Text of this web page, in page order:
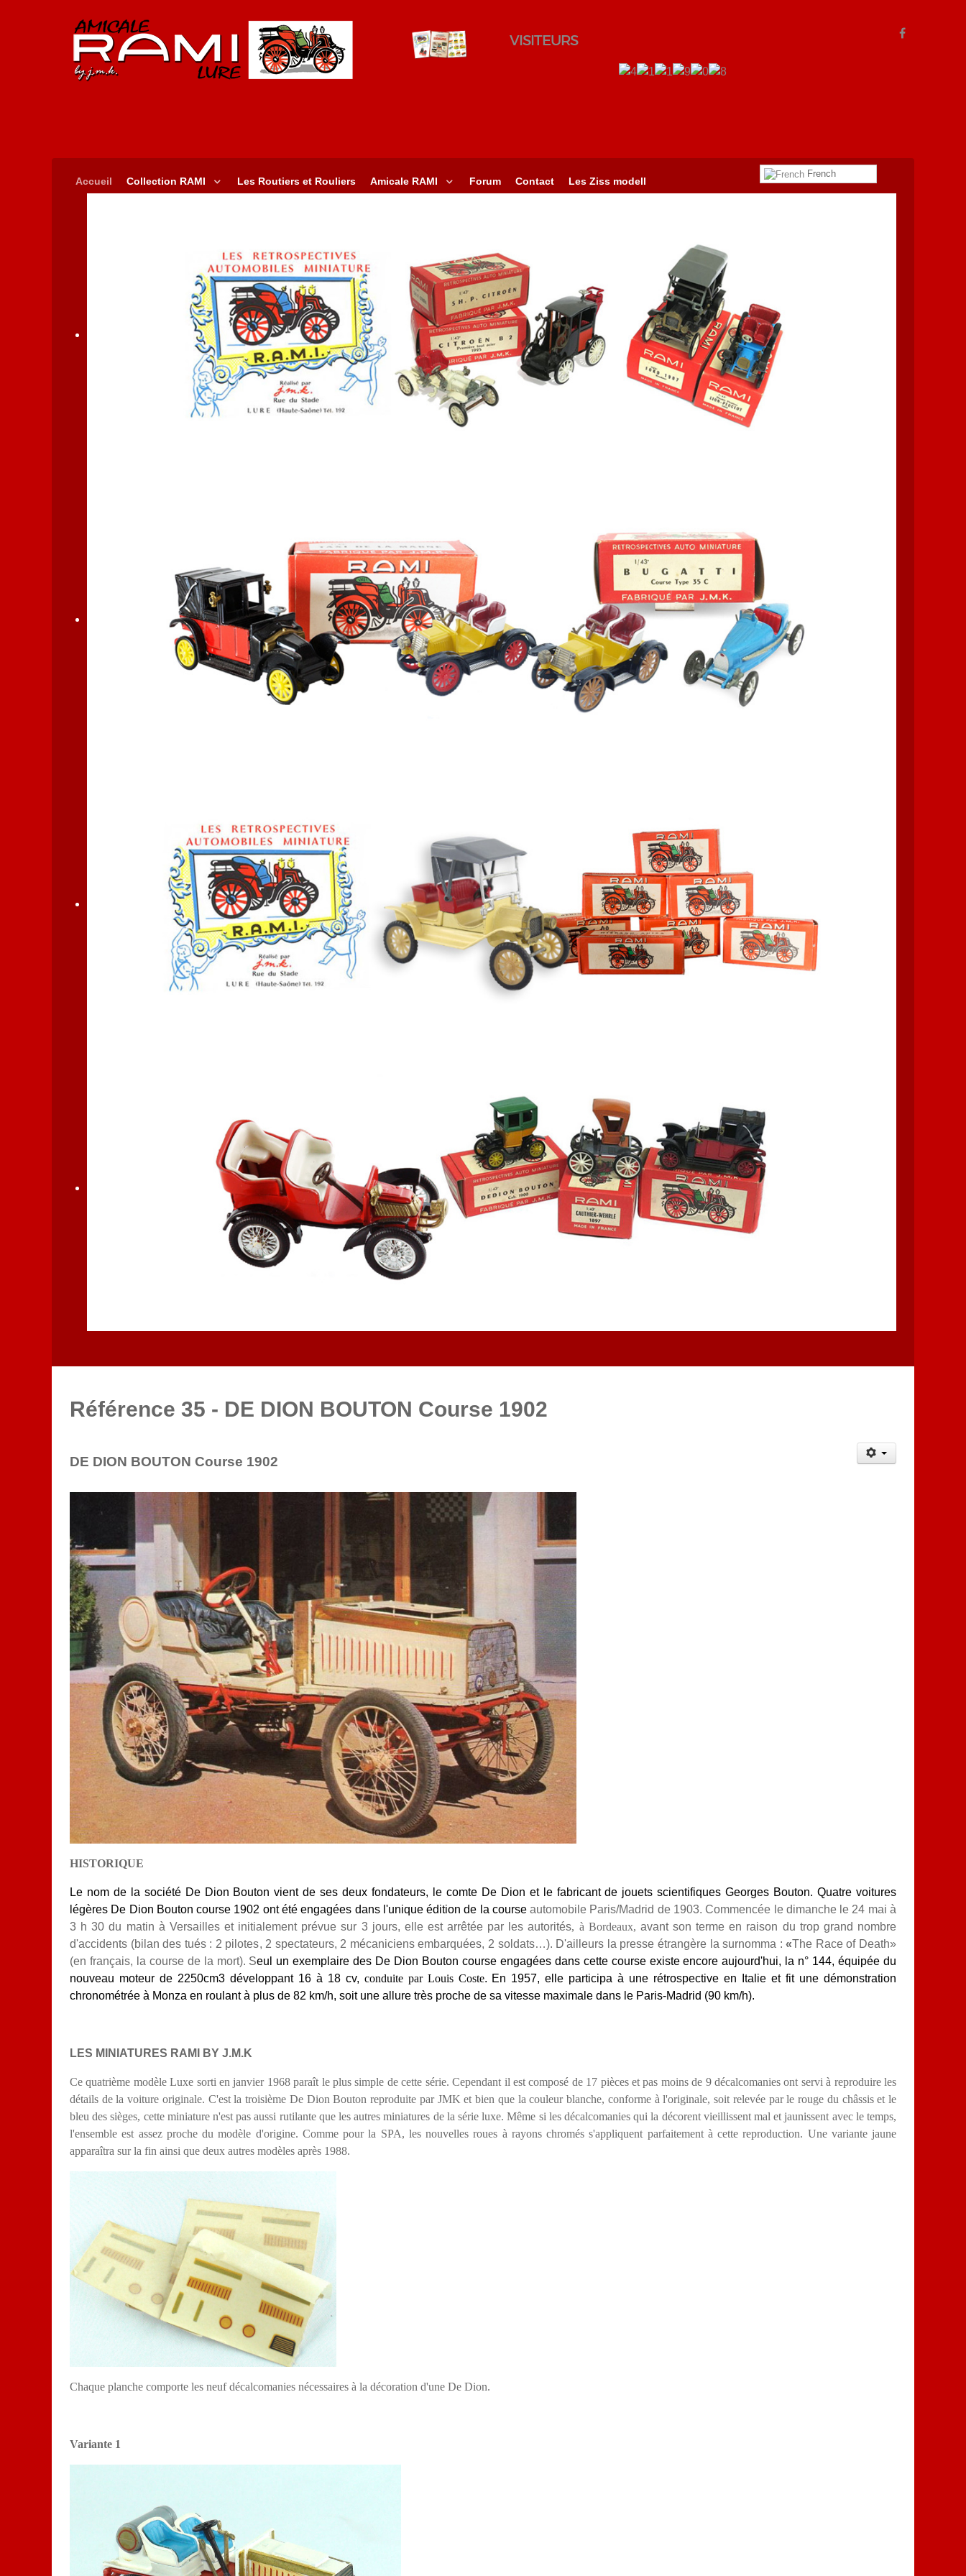
VISITEURS
Accueil Collection RAMI Les Routiers et Rouliers Amicale RAMI Forum Contact Les Ziss modell
French
Référence 35 - DE DION BOUTON Course 1902
DE DION BOUTON Course 1902
HISTORIQUE
Le nom de la société De Dion Bouton vient de ses deux fondateurs, le comte De Dion et le fabricant de jouets scientifiques Georges Bouton.Quatre voitures
légères De Dion Bouton course 1902 ont été engagées dans l'unique édition de la courseautomobile Paris/Madrid de 1903. Commencée le dimanche le 24 mai à
3 h 30 du matin à Versailles et initialement prévue sur 3 jours, elle est arrêtée par les autorités, à Bordeaux, avant son terme en raison du trop grand nombre
d'accidents (bilan des tués : 2 pilotes, 2 spectateurs, 2 mécaniciens embarquées, 2 soldats…). D'ailleurs l a presse étrangère la surnomma : «The Race of Death»
(en français, la course de la mort). Seul un exemplaire des De Dion Bouton course engagées dans cette course existe encore aujourd'hui, la n° 144, équipée du
nouveau moteur de 2250cm3 développant 16 à 18 cv, conduite par Louis Coste. En 1957, elle participa à une rétrospective en Italie et fit une démonstration
chronométrée à Monza en roulant à plus de 82 km/h, soit une allure très proche de sa vitesse maximale dans le Paris-Madrid (90 km/h).
LES MINIATURES RAMI BY J.M.K
Ce quatrième modèle Luxe sorti en janvier 1968 paraît le plus simple de cette série. Cependant il estcomposé de 17 pièces et pas moins de 9 décalcomanies ont servi à reproduire les
détails de la voiture originale. C'est la troisième De Dion Bouton reproduite par JMK et bien que la couleur blanche, conforme à l'originale, soit relevée par le rouge du châssis et le
bleu des sièges, cette miniature n'est pas aussi rutilante que les autres miniatures de la série luxe. Même si les décalcomanies qui la décorent vieillissent mal et jaunissent avec le temps,
l'ensemble est assez proche du modèle d'origine. Comme pour la SPA, les nouvelles roues à rayons chromés s'appliquent parfaitement à cette reproduction. Une variante jaune
apparaîtra sur la fin ainsi que deux autres modèles après 1988.
Chaque planche comporte les neuf décalcomanies nécessaires à la décoration d'une De Dion.
Variante 1